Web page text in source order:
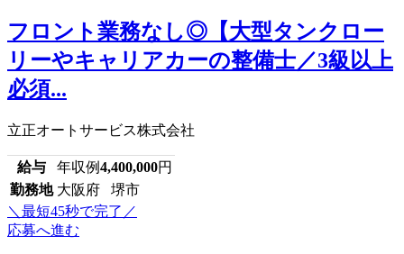
フロント業務なし◎【大型タンクロー
リーやキャリアカーの整備士／3級以上
必須...
立正オートサービス株式会社
給与 年収例4,400,000円
勤務地 大阪府 堺市
＼最短45秒で完了／
応募へ進む